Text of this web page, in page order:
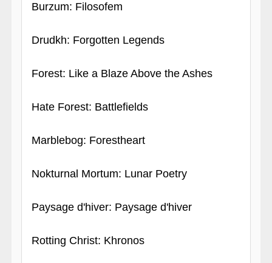
Burzum: Filosofem
Drudkh: Forgotten Legends
Forest: Like a Blaze Above the Ashes
Hate Forest: Battlefields
Marblebog: Forestheart
Nokturnal Mortum: Lunar Poetry
Paysage d'hiver: Paysage d'hiver
Rotting Christ: Khronos